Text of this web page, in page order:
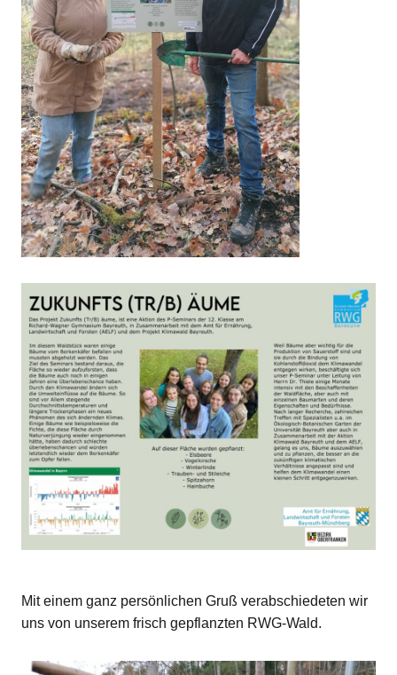
Mit einem ganz persönlichen Gruß verabschiedeten wir
uns von unserem frisch gepflanzten RWG-Wald.